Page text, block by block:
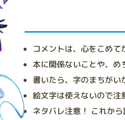
コメントは、心をこめて
本に関係ないことや、め
書いたら、字のまちがい
絵文字は使えないので注
ネタバレ注意！ これか